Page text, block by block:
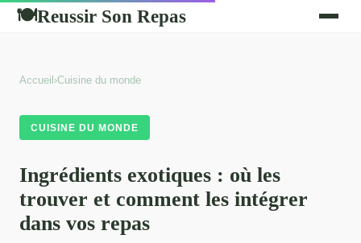
🍽Reussir Son Repas
Accueil ›Cuisine du monde
CUISINE DU MONDE
Ingrédients exotiques : où les
trouver et comment les intégrer
dans vos repas